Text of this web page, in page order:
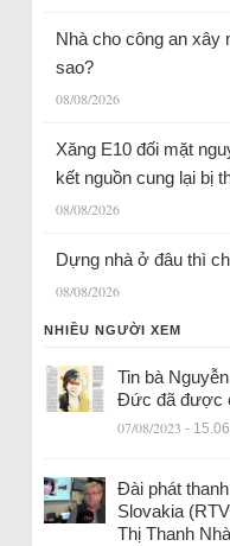
Nhà cho công an xây
sao?
08/08/2026
Xăng E10 đối mặt
kết nguồn cung lại bị
08/08/2026
Dựng nhà ở đâu thì
08/08/2026
NHIỀU NGƯỜI XEM
Tin bà
Đức đã được
07/08/2023 -
Đài phát
Slovakia
Thị Thanh